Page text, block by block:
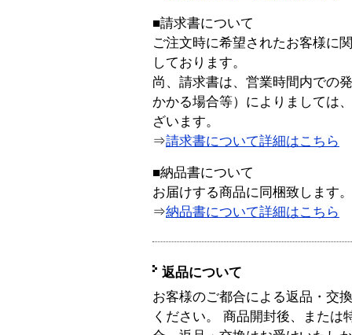
■請求書について
ご注文時に希望されたお客様に
しております。
尚、請求書は、営業時間内での
かかる場合等）によりましては
ざいます。
⇒請求書について詳細はこちら
■納品書について
お届けする商品に同梱致します。
⇒納品書について詳細はこちら
返品について
お客様のご都合による返品・交
ください。 商品開封後、または